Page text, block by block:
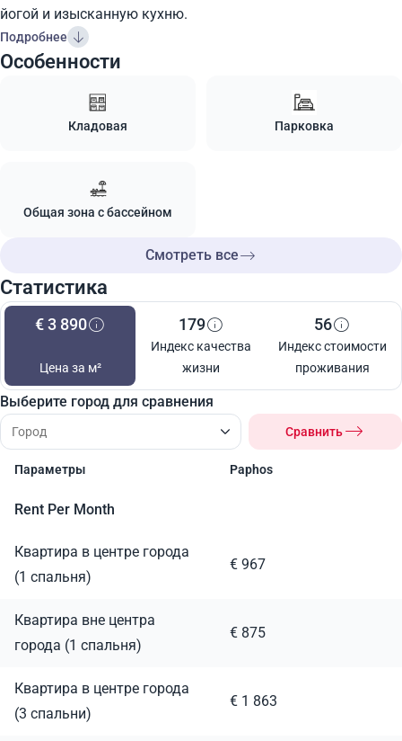
йогой и изысканную кухню.
Подробнее
Особенности
Кладовая Парковка
Общая зона с бассейном
Смотреть все
Статистика
€ 3 890
Цена за м²
179
Индекс качества
жизни
56
Индекс стоимости
проживания
Выберите город для сравнения
Сравнить
Параметры Paphos
Rent Per Month
Квартира в центре города
(1 спальня)
€ 967
Квартира вне центра
города (1 спальня)
€ 875
Квартира в центре города
(3 спальни)
€ 1 863